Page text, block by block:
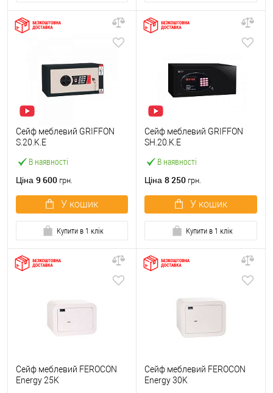
В наявності
Сейф меблевий GRIFFON
S.20.K.E
Ціна 9 600 грн.
У кошик
Купити в 1 клік
В наявності
Сейф меблевий GRIFFON
SH.20.K.E
Ціна 8 250 грн.
У кошик
Купити в 1 клік
Сейф меблевий FEROCON
Energy 25K
Сейф меблевий FEROCON
Energy 30K